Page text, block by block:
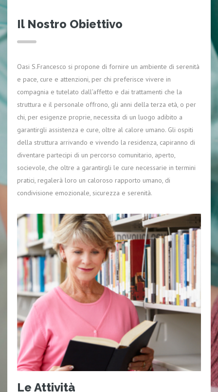
Il Nostro Obiettivo
Oasi S.Francesco si propone di fornire un ambiente di serenità
e pace, cure e attenzioni, per chi preferisce vivere in
compagnia e tutelato dall’affetto e dai trattamenti che la
struttura e il personale offrono, gli anni della terza età, o per
chi, per esigenze proprie, necessita di un luogo adibito a
garantirgli assistenza e cure, oltre al calore umano. Gli ospiti
della struttura arrivando e vivendo la residenza, capiranno di
diventare partecipi di un percorso comunitario, aperto,
socievole, che oltre a garantirgli le cure necessarie in termini
pratici, regalerà loro un caloroso rapporto umano, di
condivisione emozionale, sicurezza e serenità.
Le Attività